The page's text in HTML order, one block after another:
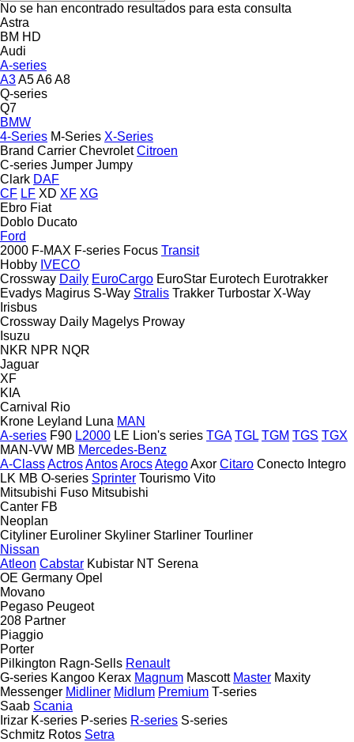
No se han encontrado resultados para esta consulta
Astra
BM HD
Audi
A-series
A3A5A6A8
Q-series
Q7
BMW
4-Series M-Series X-Series
Brand Carrier Chevrolet Citroen
C-series Jumper Jumpy
Clark DAF
CF LF XD XF XG
Ebro Fiat
Doblo Ducato
Ford
2000 F-MAX F-series Focus Transit
Hobby IVECO
Crossway Daily EuroCargo EuroStar Eurotech Eurotrakker
Evadys Magirus S-Way Stralis Trakker Turbostar X-Way
Irisbus
Crossway Daily Magelys Proway
Isuzu
NKR NPR NQR
Jaguar
XF
KIA
Carnival
Rio
Krone Leyland Luna MAN
A-series F90 L2000 LE Lion's series TGA TGL TGM TGS TGX
MAN-VW MB Mercedes-Benz
A-ClassActrosAntosArocsAtegoAxor Citaro Conecto Integro
LK MB O-series Sprinter Tourismo Vito
Mitsubishi Fuso Mitsubishi
Canter FB
Neoplan
Cityliner Euroliner Skyliner Starliner Tourliner
Nissan
Atleon Cabstar Kubistar NT Serena
OE Germany Opel
Movano
Pegaso Peugeot
208 Partner
Piaggio
Porter
Pilkington Ragn-Sells Renault
G-series Kangoo Kerax Magnum Mascott Master Maxity
Messenger Midliner Midlum Premium T-series
Saab Scania
Irizar K-series P-series R-series S-series
Schmitz Rotos Setra